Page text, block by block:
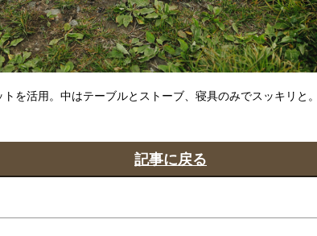
を活用。中はテーブルとストーブ、寝具のみでスッキリと
記事に戻る